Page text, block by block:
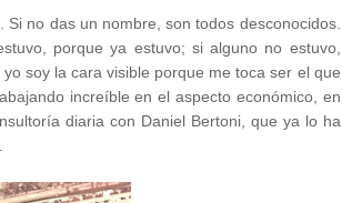
no das un nombre, son todos desconocidos.
porque ya estuvo; si alguno no estuvo,
soy la cara visible porque me toca ser el que
increíble en el aspecto económico, en
diaria con Daniel Bertoni, que ya lo ha